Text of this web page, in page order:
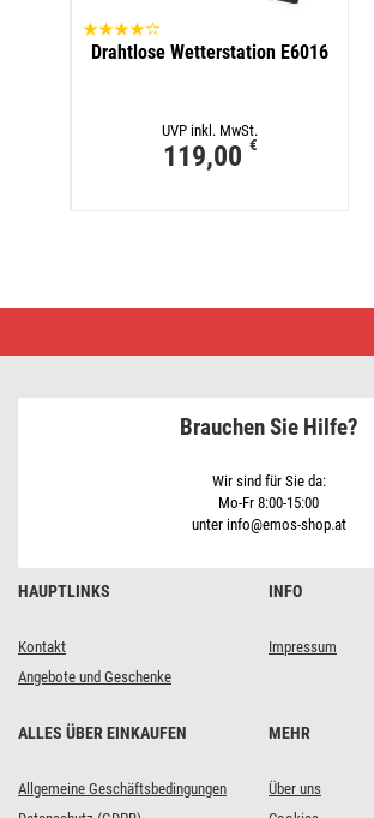
Drahtlose Wetterstation E6016
UVP inkl. MwSt.
119,00 €
HAUPTLINKS
Kontakt
Angebote und Geschenke
INFO
Impressum
ALLES ÜBER EINKAUFEN
Allgemeine Geschäftsbedingungen
MEHR
Über uns
Brauchen Sie Hilfe?
Wir sind für Sie da:
Mo-Fr 8:00-15:00
unter info@emos-shop.at